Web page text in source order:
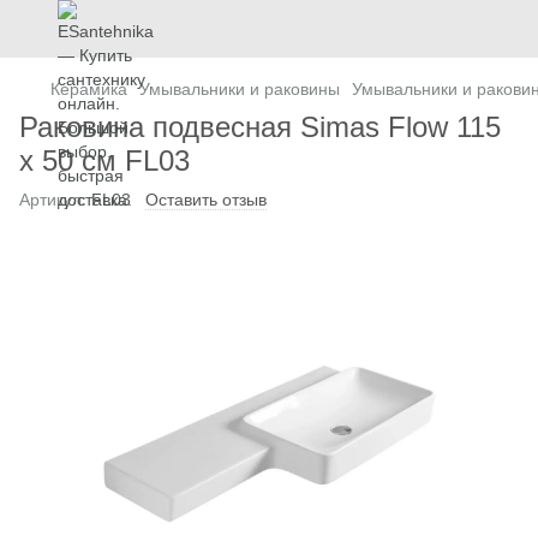
Керамика Умывальники и раковины Умывальники и
Раковина подвесная Simas Flow 115
х 50 см FL03
Артикул:FL03 Оставить отзыв